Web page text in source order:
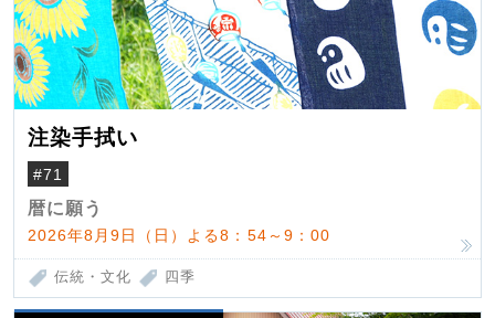
注染手拭い
#71
暦に願う
2026年8月9日（日）よる8：54～9：00
伝統・文化 四季